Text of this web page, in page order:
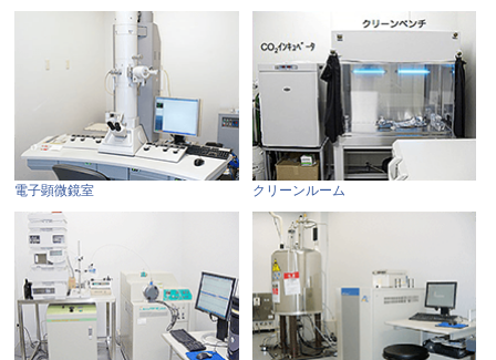
電子顕微鏡室 クリーンルーム